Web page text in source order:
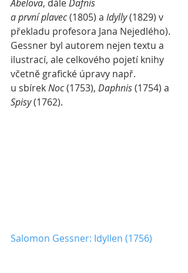
Abelova, dále Dafnis
a první plavec (1805) a Idylly (1829) v
překladu profesora Jana Nejedlého).
Gessner byl autorem nejen textu a
ilustrací, ale celkového pojetí knihy
včetně grafické úpravy např.
u sbírek Noc (1753), Daphnis (1754) a
Spisy (1762).
Salomon Gessner: Idyllen (1756)